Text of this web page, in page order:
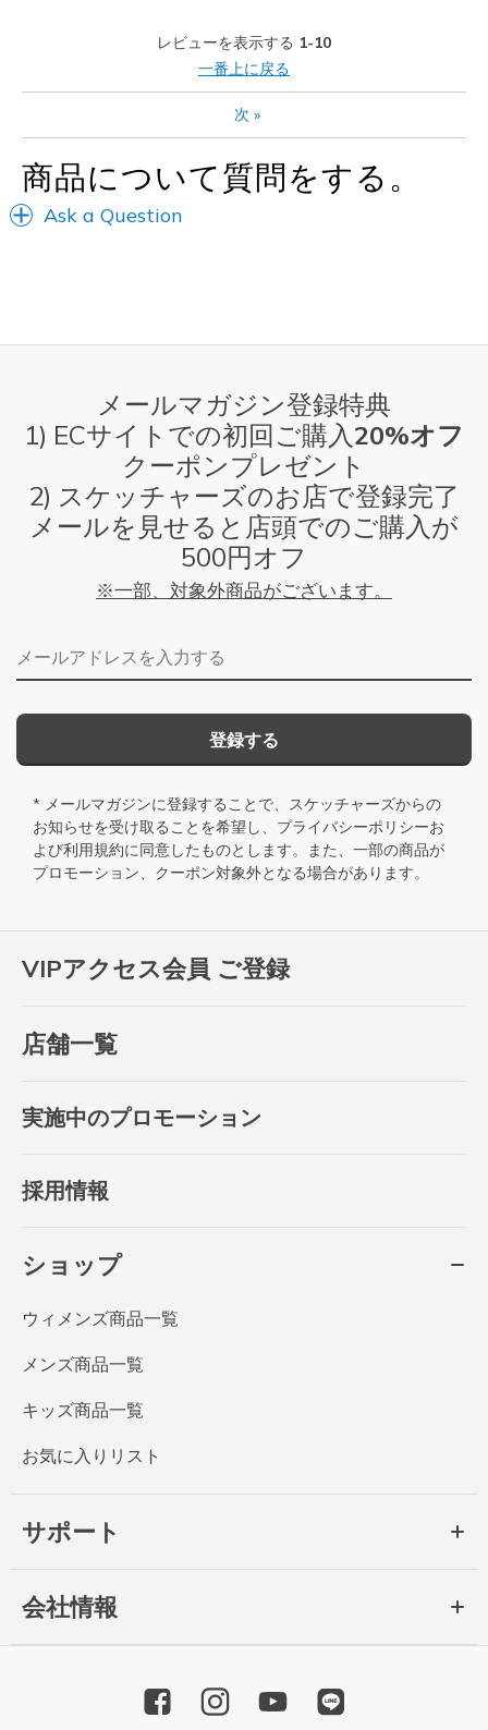
Feels too narrow
Feels true to size
View On Shoes
I'm Really Into Shoes
レビューを表示する 1-10
一番上に戻る
次 »
商品について質問をする。
Ask a Question
VIPアクセス会員 ご登録
店舗一覧
実施中のプロモーション
採用情報
ショップ
ウィメンズ商品一覧
メンズ商品一覧
キッズ商品一覧
お気に入りリスト
サポート
会社情報
メールマガジン登録特典
1) ECサイトでの初回ご購入20%オフ
クーポンプレゼント
2) スケッチャーズのお店で登録完了
メールを見せると店頭でのご購入が
500円オフ
※一部、対象外商品がございます。
メールアドレス
登録する
* メールマガジンに登録することで、スケッチャーズからの
お知らせを受け取ることを希望し、 プライバシーポリシーお
よび利用規約に同意したものとします。また、一部の商品が
プロモーション、クーポン対象外となる場合があります。